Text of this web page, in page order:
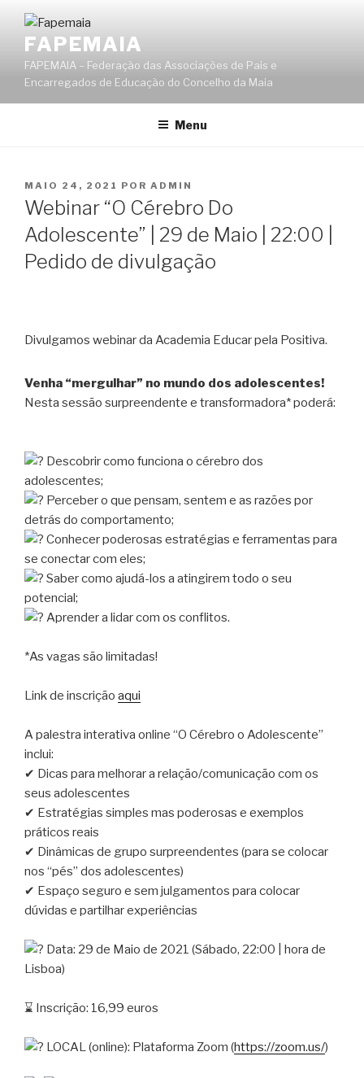
conteúdo
FAPEMAIA
FAPEMAIA – Federação das Associações de Pais e
Encarregados de Educação do Concelho da Maia
Menu
PUBLICADO
EM
MAIO 24, 2021 POR ADMIN
Webinar “O Cérebro Do
Adolescente” | 29 de Maio | 22:00 |
Pedido de divulgação
Divulgamos webinar da Academia Educar pela Positiva.
Venha “mergulhar” no mundo dos adolescentes!
Nesta sessão surpreendente e transformadora* poderá:
Descobrir como funciona o cérebro dos
adolescentes;
Perceber o que pensam, sentem e as razões por
detrás do comportamento;
Conhecer poderosas estratégias e ferramentas para
se conectar com eles;
Saber como ajudá-los a atingirem todo o seu
potencial;
Aprender a lidar com os conflitos.
*As vagas são limitadas!
Link de inscrição aqui
A palestra interativa online “O Cérebro o Adolescente”
inclui:
✔ Dicas para melhorar a relação/comunicação com os
seus adolescentes
✔ Estratégias simples mas poderosas e exemplos
práticos reais
✔ Dinâmicas de grupo surpreendentes (para se colocar
nos “pés” dos adolescentes)
✔ Espaço seguro e sem julgamentos para colocar
dúvidas e partilhar experiências
Data: 29 de Maio de 2021 (Sábado, 22:00 | hora de
Lisboa)
⌛️ Inscrição: 16,99 euros
LOCAL (online): Plataforma Zoom (https://zoom.us/)